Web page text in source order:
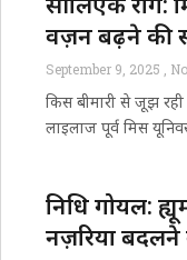
वज़न बढ़ने की
September 9, 2025
किस बीमारी से जूझ
लाइलाज पूर्व मिस
निधि गोयल:
नज़रिया बदलने